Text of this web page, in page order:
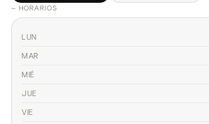
— HORARIOS
LUN
MAR
MIÉ
JUE
VIE